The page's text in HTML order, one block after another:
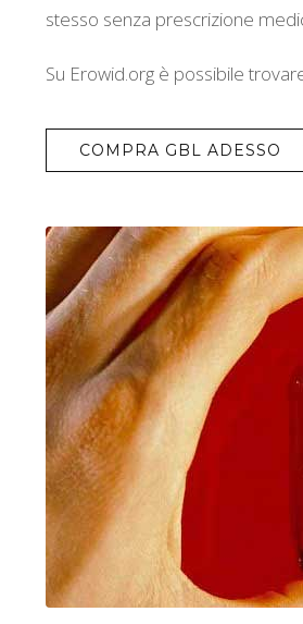
stesso senza prescrizione
Su Erowid.org è possibile
COMPRA GBL ADESSO